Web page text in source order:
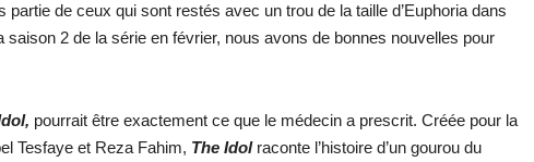
partie de ceux qui sont restés avec un trou de la taille d’Euphoria dans
2 de la série en février, nous avons de bonnes nouvelles pour
pourrait être exactement ce que le médecin a prescrit. Créée pour la
Tesfaye et Reza Fahim, The Idol raconte l’histoire d’un gourou du